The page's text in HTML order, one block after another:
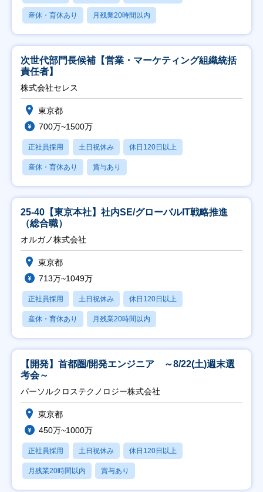
産休・育休あり 月残業20時間以内
次世代部門長候補【営業・マーケティング組織統括
責任者】
株式会社セレス
東京都
700万~1500万
正社員採用 土日祝休み 休日120日以上
産休・育休あり 賞与あり
25-40【東京本社】社内SE/グローバルIT戦略推進
（総合職）
オルガノ株式会社
東京都
713万~1049万
正社員採用 土日祝休み 休日120日以上
産休・育休あり 月残業20時間以内
【開発】首都圏/開発エンジニア ～8/22(土)週末選
考会～
パーソルクロステクノロジー株式会社
東京都
450万~1000万
正社員採用 土日祝休み 休日120日以上
月残業20時間以内 賞与あり